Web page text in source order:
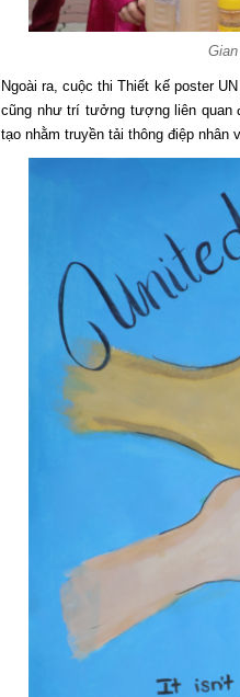
Ngoài ra, cuộc thi Thiết kế poster
cũng như trí tưởng tượng liên quan
tạo nhằm truyền tải thông điệp nhân